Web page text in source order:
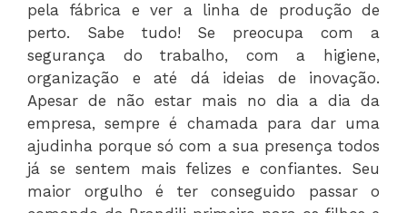
pela fábrica e ver a linha de produção de
perto. Sabe tudo! Se preocupa com a
segurança do trabalho, com a higiene,
organização e até dá ideias de inovação.
Apesar de não estar mais no dia a dia da
empresa, sempre é chamada para dar uma
ajudinha porque só com a sua presença todos
já se sentem mais felizes e confiantes. Seu
maior orgulho é ter conseguido passar o